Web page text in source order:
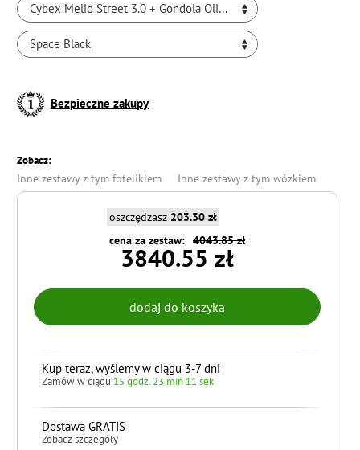
Cybex Melio Street 3.0 + Gondola Olive Green
Space Black
Bezpieczne zakupy
Zobacz:
Inne zestawy z tym fotelikiem Inne zestawy z tym wózkiem
oszczędzasz 203.30 zł
4043.85 zł
cena za zestaw:
3840.55 zł
Kup teraz, wyślemy w ciągu 3-7 dni
Zamów w ciągu 15 godz. 23 min 10 sek
Dostawa GRATIS
Zobacz szczegóły